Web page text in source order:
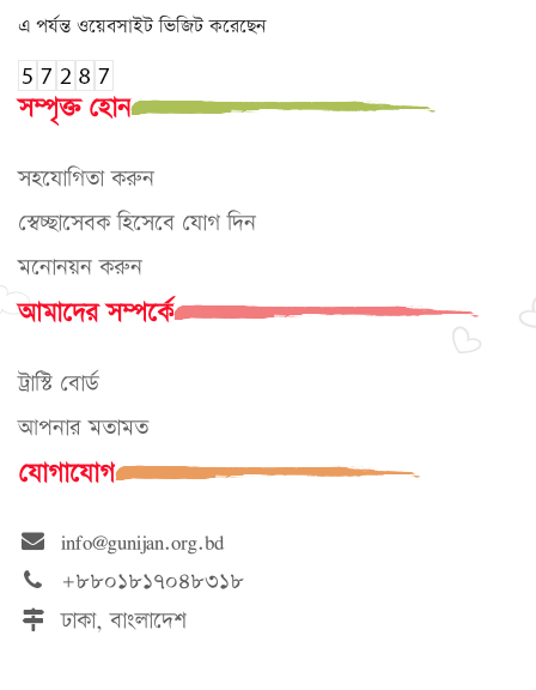
এ পর্যন্ত ওয়েবসাইট ভিজিট করেছেন
সম্পৃক্ত হোন
সহযোগিতা করুন
স্বেচ্ছাসেবক হিসেবে যোগ দিন
মনোনয়ন করুন
আমাদের সম্পর্কে
ট্রাস্টি বোর্ড
আপনার মতামত
যোগাযোগ
info@gunijan.org.bd
+৮৮০১৮১৭০৪৮৩১৮
ঢাকা, বাংলাদেশ